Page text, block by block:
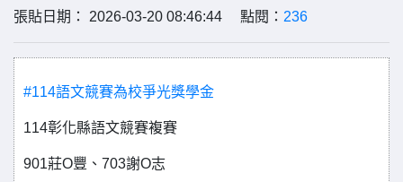
張貼日期： 2026-03-20 08:46:44 點閱： 236
#114語文競賽為校爭光獎學金
114彰化縣語文競賽複賽
901莊O豐、703謝O志